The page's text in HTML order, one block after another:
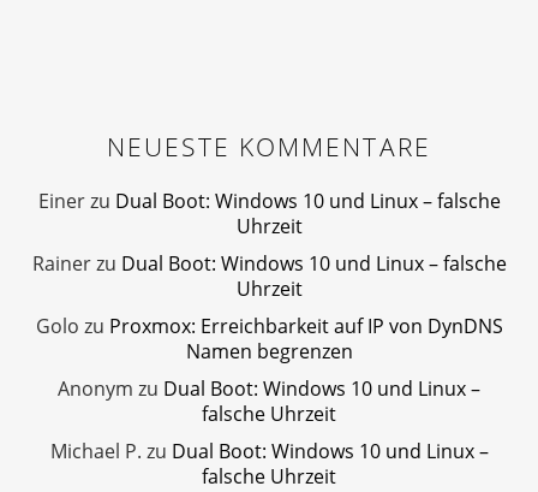
NEUESTE KOMMENTARE
Einerzu Dual Boot: Windows 10 und Linux – falsche
Uhrzeit
Rainerzu Dual Boot: Windows 10 und Linux – falsche
Uhrzeit
Golo zu Proxmox: Erreichbarkeit auf IP von DynDNS
Namen begrenzen
Anonym zu Dual Boot: Windows 10 und Linux –
falsche Uhrzeit
Michael P. zu Dual Boot: Windows 10 und Linux –
falsche Uhrzeit